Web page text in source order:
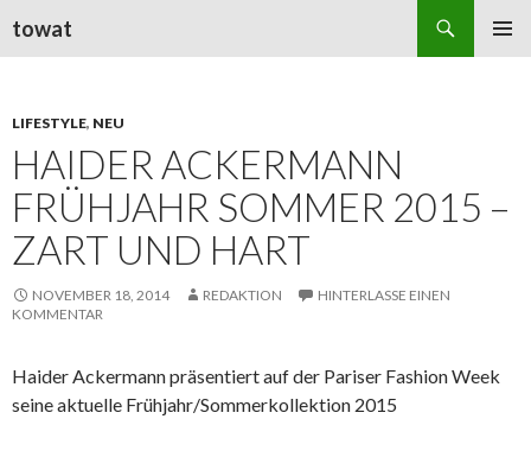
towat
LIFESTYLE, NEU
HAIDER ACKERMANN
FRÜHJAHR SOMMER 2015 –
ZART UND HART
NOVEMBER 18, 2014 REDAKTION
HINTERLASSE EINEN
KOMMENTAR
Haider Ackermann präsentiert auf der Pariser Fashion Week
seine aktuelle Frühjahr/Sommerkollektion 2015